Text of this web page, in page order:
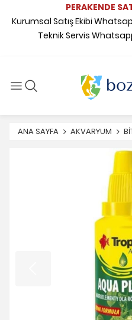
PERAKENDE
Kurumsal Satış Ekibi
Teknik Servis
ANA SAYFA AKVARYUM